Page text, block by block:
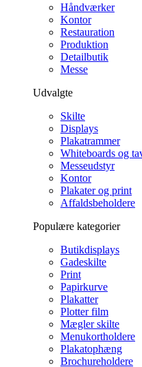
Håndværker
Kontor
Restauration
Produktion
Detailbutik
Messe
Udvalgte
Skilte
Displays
Plakatrammer
Whiteboards og
Messeudstyr
Kontor
Plakater og print
Affaldsbeholdere
Populære kategorier
Butikdisplays
Gadeskilte
Print
Papirkurve
Plakatter
Plotter film
Mægler skilte
Menukortholdere
Plakatophæng
Brochureholdere